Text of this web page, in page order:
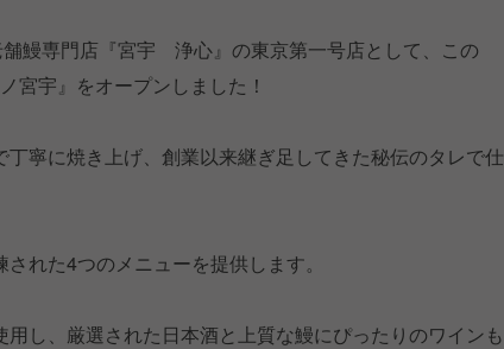
鰻専門店『宮宇 浄心』の東京第一号店として、この
宮宇』をオープンしました！
寧に焼き上げ、創業以来継ぎ足してきた秘伝のタレで仕
れた4つのメニューを提供します。
し、厳選された日本酒と上質な鰻にぴったりのワインも